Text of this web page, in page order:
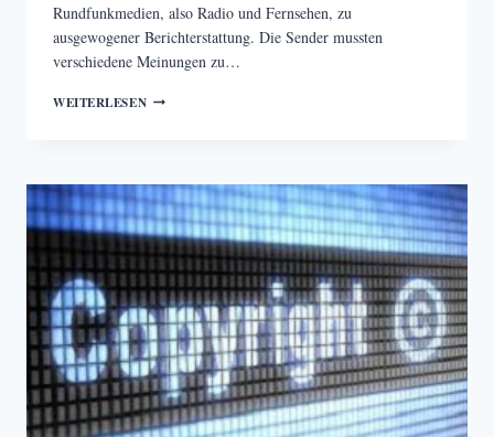
Rundfunkmedien, also Radio und Fernsehen, zu
ausgewogener Berichterstattung. Die Sender mussten
verschiedene Meinungen zu…
WEITERLESENDIE
EINER
MEDIENRICHTLINIE